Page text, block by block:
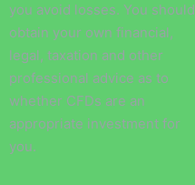
you avoid losses. You should
obtain your own financial,
legal, taxation and other
professional advice as to
whether CFDs are an
appropriate investment for
you.